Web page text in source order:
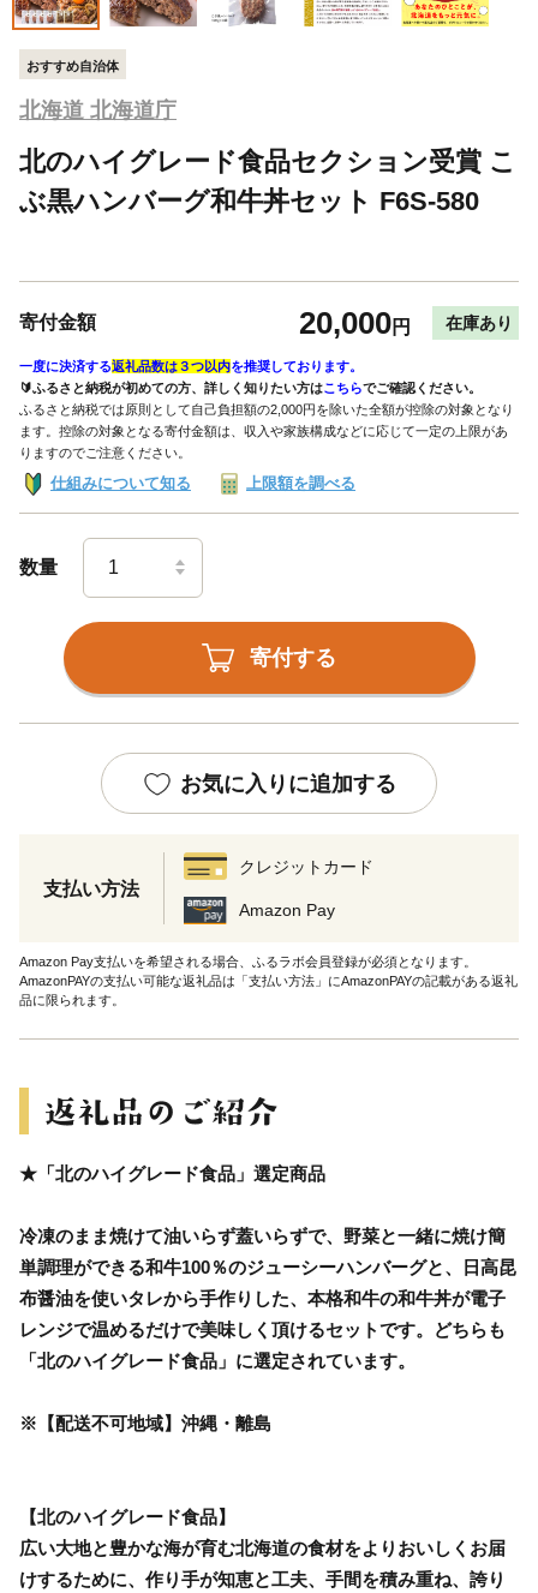
おすすめ自治体
北海道 北海道庁
北のハイグレード食品セクション受賞 こ
ぶ黒ハンバーグ和牛丼セット F6S-580
寄付金額 20,000円 在庫あり
一度に決済する返礼品数は３つ以内を推奨しております。
🔰ふるさと納税が初めての方、詳しく知りたい方はこちらでご確認ください。
ふるさと納税では原則として自己負担額の2,000円を除いた全額が控除の対象となり
ます。控除の対象となる寄付金額は、収入や家族構成などに応じて一定の上限があ
りますのでご注意ください。
仕組みについて知る 上限額を調べる
数量
寄付する
お気に入りに追加する
支払い方法
クレジットカード
Amazon Pay
Amazon Pay支払いを希望される場合、ふるラボ会員登録が必須となります。
AmazonPAYの支払い可能な返礼品は「支払い方法」にAmazonPAYの記載がある返礼
品に限られます。
★「北のハイグレード食品」選定商品
冷凍のまま焼けて油いらず蓋いらずで、野菜と一緒に焼け簡
単調理ができる和牛100％のジューシーハンバーグと、日高昆
布醤油を使いタレから手作りした、本格和牛の和牛丼が電子
レンジで温めるだけで美味しく頂けるセットです。どちらも
「北のハイグレード食品」に選定されています。
※【配送不可地域】沖縄・離島
【北のハイグレード食品】
広い大地と豊かな海が育む北海道の食材をよりおいしくお届
けするために、作り手が知恵と工夫、手間を積み重ね、誇り